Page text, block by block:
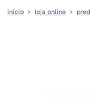
início loja online